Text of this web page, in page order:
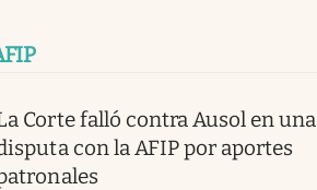
Corte falló contra Ausol en una
con la AFIP por aportes